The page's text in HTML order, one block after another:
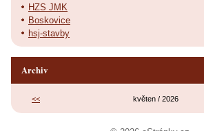
HZS JMK
Boskovice
hsj-stavby
Archiv
<< květen / 2026